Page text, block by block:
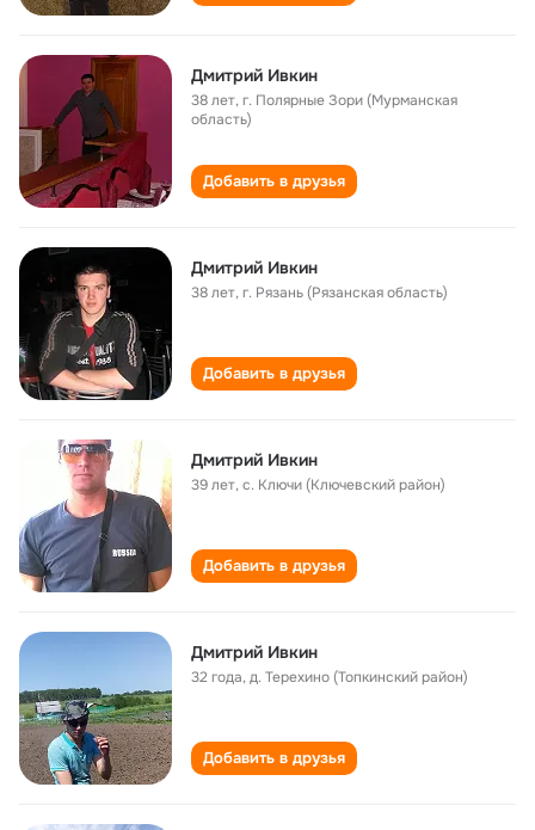
Дмитрий Ивкин
38 лет,г. Полярные Зори (Мурманская
область)
Добавить в друзья
Дмитрий Ивкин
38 лет,г. Рязань (Рязанская область)
Добавить в друзья
Дмитрий Ивкин
39 лет,с. Ключи (Ключевский район)
Добавить в друзья
Дмитрий Ивкин
32 года,д. Терехино (Топкинский район)
Добавить в друзья